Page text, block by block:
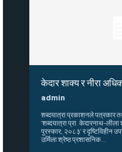
केदार शाक्य र नीरा
admin
शब्दयात्रा प्रकाशनले पत्रकार
‘शब्दयात्रा प्रा.
पुरस्कार, २०८३’ र दृष्टिविहीन
उर्मिला श्रेष्ठ प्रशासनिक...